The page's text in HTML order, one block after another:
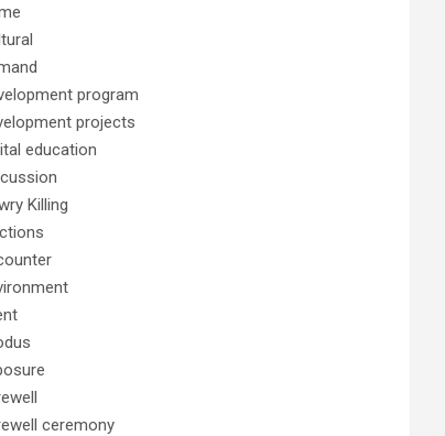
program
projects
education
Killing
ceremony